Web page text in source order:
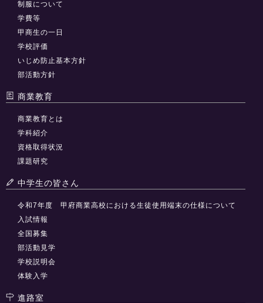
制服について
学費等
甲商生の一日
学校評価
いじめ防止基本方針
部活動方針
商業教育
商業教育とは
学科紹介
資格取得状況
課題研究
中学生の皆さん
令和7年度 甲府商業高校における生徒使用端末の仕様について
入試情報
全国募集
部活動見学
学校説明会
体験入学
進路室